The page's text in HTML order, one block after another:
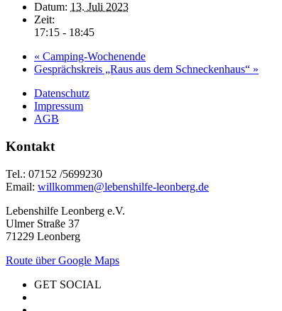
Datum: 13. Juli 2023
Zeit:
17:15 - 18:45
« Camping-Wochenende
Gesprächskreis „Raus aus dem Schneckenhaus“ »
Datenschutz
Impressum
AGB
Kontakt
Tel.: 07152 /5699230
Email: willkommen@lebenshilfe-leonberg.de
Lebenshilfe Leonberg e.V.
Ulmer Straße 37
71229 Leonberg
Route über Google Maps
GET SOCIAL